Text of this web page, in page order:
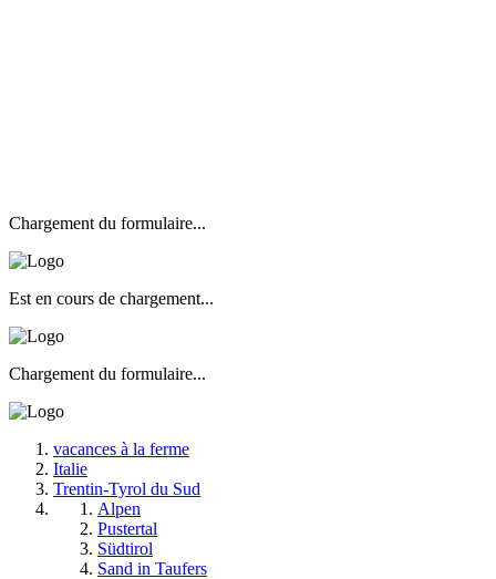
Chargement du formulaire...
Est en cours de chargement...
Chargement du formulaire...
vacances à la ferme
Italie
Trentin-Tyrol du Sud
Alpen
Pustertal
Südtirol
Sand in Taufers